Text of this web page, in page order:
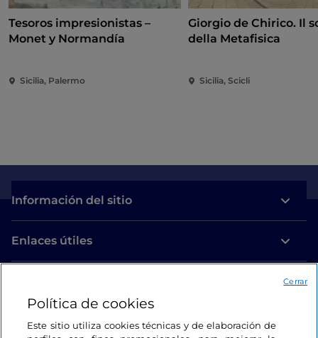
Tesoros impresionistas –
Monet y Normandía
Sicilia, Palermo
Giorgio de Chirico. Il
della Metafisica
Sicilia, Scicli
Información del sitio
Enlaces útiles
Estamos en contacto
Política de cookies
Este sitio utiliza cookies técnicas y de elaboración de
Cerrar